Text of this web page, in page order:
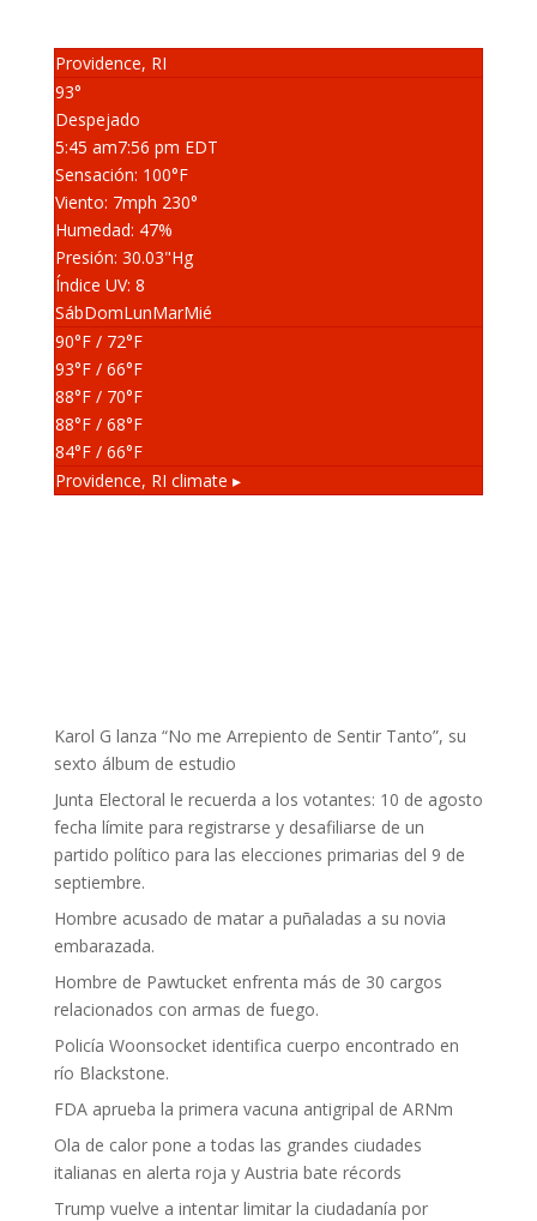
Providence, RI
93°
Despejado
5:45 am7:56 pm EDT
Sensación: 100°F
Viento: 7mph 230°
Humedad: 47%
Presión: 30.03"Hg
Índice UV: 8
SábDomLunMarMié
90°F/ 72°F
93°F/ 66°F
88°F/ 70°F
88°F/ 68°F
84°F/ 66°F
Providence, RI climate ▸
Karol G lanza “No me Arrepiento de Sentir Tanto”, su
sexto álbum de estudio
Junta Electoral le recuerda a los votantes: 10 de agosto
fecha límite para registrarse y desafiliarse de un
partido político para las elecciones primarias del 9 de
septiembre.
Hombre acusado de matar a puñaladas a su novia
embarazada.
Hombre de Pawtucket enfrenta más de 30 cargos
relacionados con armas de fuego.
Policía Woonsocket identifica cuerpo encontrado en
río Blackstone.
FDA aprueba la primera vacuna antigripal de ARNm
Ola de calor pone a todas las grandes ciudades
italianas en alerta roja y Austria bate récords
Trump vuelve a intentar limitar la ciudadanía por